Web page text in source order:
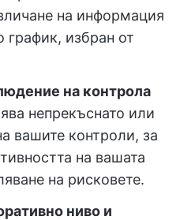
на информация
график, избран от
на контрола
непрекъснато или
вашите контроли, за
на вашата
на рисковете.
ниво и